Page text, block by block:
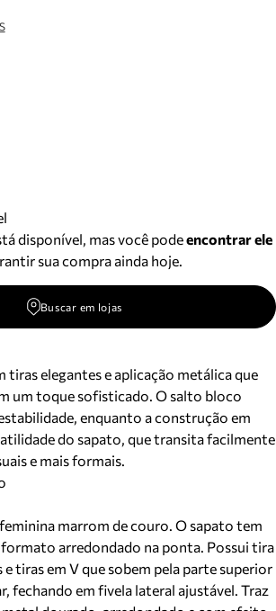
disponível, mas você podeencontrar ele
sua compra ainda hoje.
Buscar em lojas
tiras elegantes e aplicação metálica que
um toque sofisticado. O salto bloco
enquanto a construção em
do sapato, que transita facilmente
e mais formais.
marrom de couro. O sapato tem
arredondado na ponta. Possui tira
e tiras em V que sobem pela parte superior
fechando em fivela lateral ajustável. Traz